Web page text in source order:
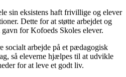
sin eksistens haft frivillige og elever
Dette for at støtte arbejdet og
for Kofoeds Skoles elever.
socialt arbejde på et pædagogisk
så eleverne hjælpes til at udvikle
for at leve et godt liv.